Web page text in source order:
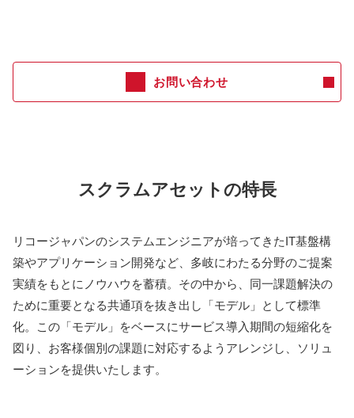
お問い合わせ
スクラムアセットの特長
リコージャパンのシステムエンジニアが培ってきたIT基盤構
築やアプリケーション開発など、多岐にわたる分野のご提案
実績をもとにノウハウを蓄積。その中から、同一課題解決の
ために重要となる共通項を抜き出し「モデル」として標準
化。この「モデル」をベースにサービス導入期間の短縮化を
図り、お客様個別の課題に対応するようアレンジし、ソリュ
ーションを提供いたします。